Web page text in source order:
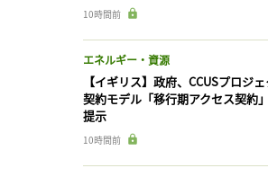
10時間前
エネルギー・資源
【イギリス】政府、CCUSプロジ
契約モデル「移行期アクセス契約
提示
10時間前